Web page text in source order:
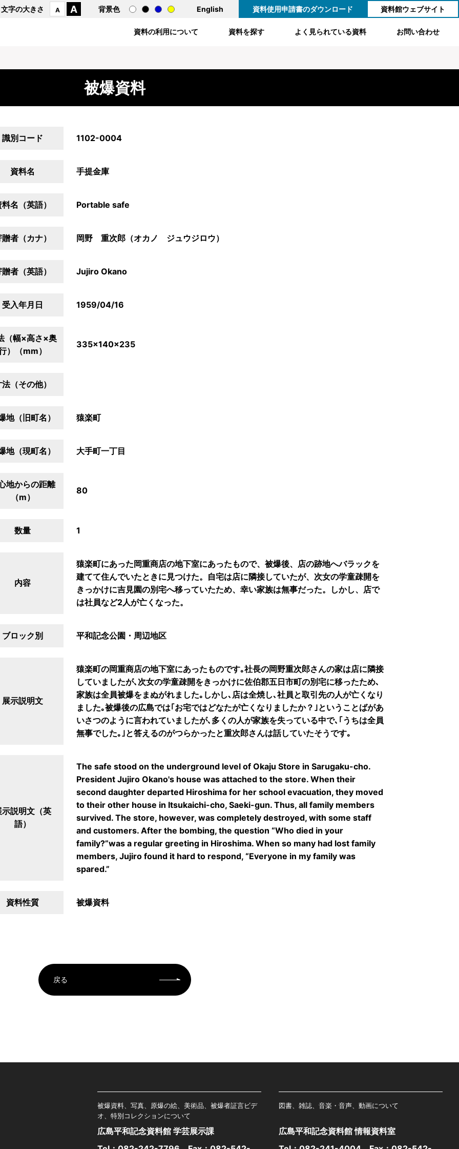
文字の大きさ A A 背景色 English 資料使用申請書のダウンロード 資料館ウェブサイト
資料の利用について 資料を探す よく見られている資料 お問い合わせ
被爆資料
識別コード 1102-0004
資料名 手提金庫
名（英語） Portable safe
者（カナ） 岡野 重次郎（オカノ ジュウジロウ）
者（英語） Jujiro Okano
受入年月日 1959/04/16
（幅×高さ×奥
）（mm）
335×140×235
（その他）
地（旧町名） 猿楽町
地（現町名） 大手町一丁目
地からの距離
（m）
80
数量 1
内容
猿楽町にあった岡重商店の地下室にあったもので、被爆後、店の跡地へバラックを
建てて住んでいたときに見つけた。自宅は店に隣接していたが、次女の学童疎開を
きっかけに吉見園の別宅へ移っていたため、幸い家族は無事だった。しかし、店で
は社員など2人が亡くなった。
ブロック別 平和記念公園・周辺地区
展示説明文
猿楽町の岡重商店の地下室にあったものです｡社長の岡野重次郎さんの家は店に隣接
していましたが､次女の学童疎開をきっかけに佐伯郡五日市町の別宅に移ったため､
家族は全員被爆をまぬがれました｡しかし､店は全焼し､社員と取引先の人が亡くなり
ました｡被爆後の広島では｢お宅ではどなたが亡くなりましたか？｣ということばがあ
いさつのように言われていましたが､多くの人が家族を失っている中で､｢うちは全員
無事でした｡｣と答えるのがつらかったと重次郎さんは話していたそうです｡
示説明文（英
語）
The safe stood on the underground level of Okaju Store in Sarugaku-cho.
President Jujiro Okano's house was attached to the store. When their
second daughter departed Hiroshima for her school evacuation, they moved
to their other house in Itsukaichi-cho, Saeki-gun. Thus, all family members
survived. The store, however, was completely destroyed, with some staff
and customers. After the bombing, the question “Who died in your
family?”was a regular greeting in Hiroshima. When so many had lost family
members, Jujiro found it hard to respond, “Everyone in my family was
spared.”
資料性質 被爆資料
戻る
被爆資料、写真、原爆の絵、美術品、被爆者証言ビデ
オ、特別コレクションについて
広島平和記念資料館 学芸展示課
図書、雑誌、音楽・音声、動画について
広島平和記念資料館 情報資料室